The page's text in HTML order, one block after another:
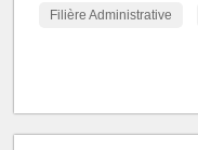
Filière Administrative